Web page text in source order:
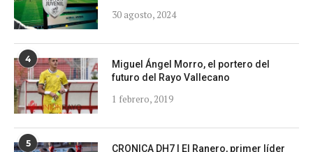
30 agosto, 2024
4
Miguel Ángel Morro, el portero del
futuro del Rayo Vallecano
1 febrero, 2019
5 CRONICA DH7 | El Ranero, primer líder